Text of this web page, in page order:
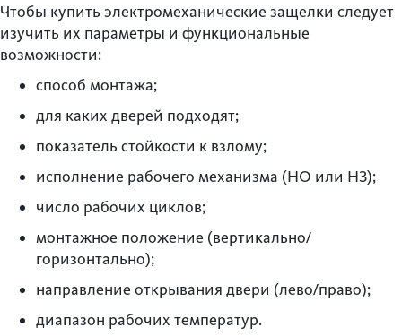
Чтобы купить электромеханические защелки следует
изучить их параметры и функциональные
возможности:
способ монтажа;
для каких дверей подходят;
показатель стойкости к взлому;
исполнение рабочего механизма (НО или НЗ);
число рабочих циклов;
монтажное положение (вертикально/
горизонтально);
направление открывания двери (лево/право);
диапазон рабочих температур.